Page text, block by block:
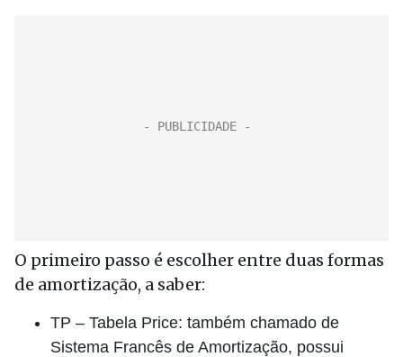
O primeiro passo é escolher entre duas formas
de amortização, a saber:
TP – Tabela Price: também chamado de
Sistema Francês de Amortização, possui